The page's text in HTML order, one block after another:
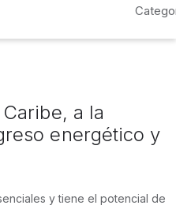
a la
energético y
y tiene el potencial de